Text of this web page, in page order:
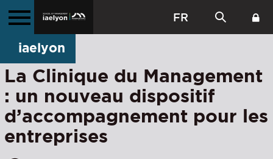
FR
iaelyon
La Clinique du Management
: un nouveau dispositif
d’accompagnement pour les
entreprises